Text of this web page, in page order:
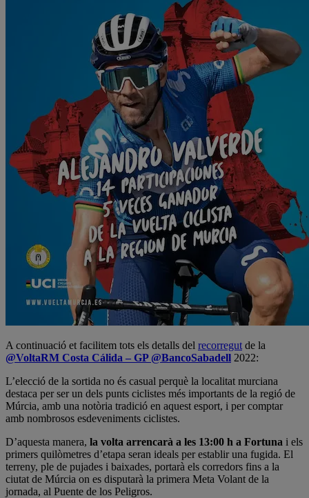
A continuació et facilitem tots els detalls del recorregut de la
@VoltaRM Costa Cálida – GP @BancoSabadell 2022:
L’elecció de la sortida no és casual perquè la localitat murciana
destaca per ser un dels punts ciclistes més importants de la regió de
Múrcia, amb una notòria tradició en aquest esport, i per comptar
amb nombrosos esdeveniments ciclistes.
D’aquesta manera, la volta arrencarà a les 13:00 h a Fortuna i els
primers quilòmetres d’etapa seran ideals per establir una fugida. El
terreny, ple de pujades i baixades, portarà els corredors fins a la
ciutat de Múrcia on es disputarà la primera Meta Volant de la
jornada, al Puente de los Peligros.